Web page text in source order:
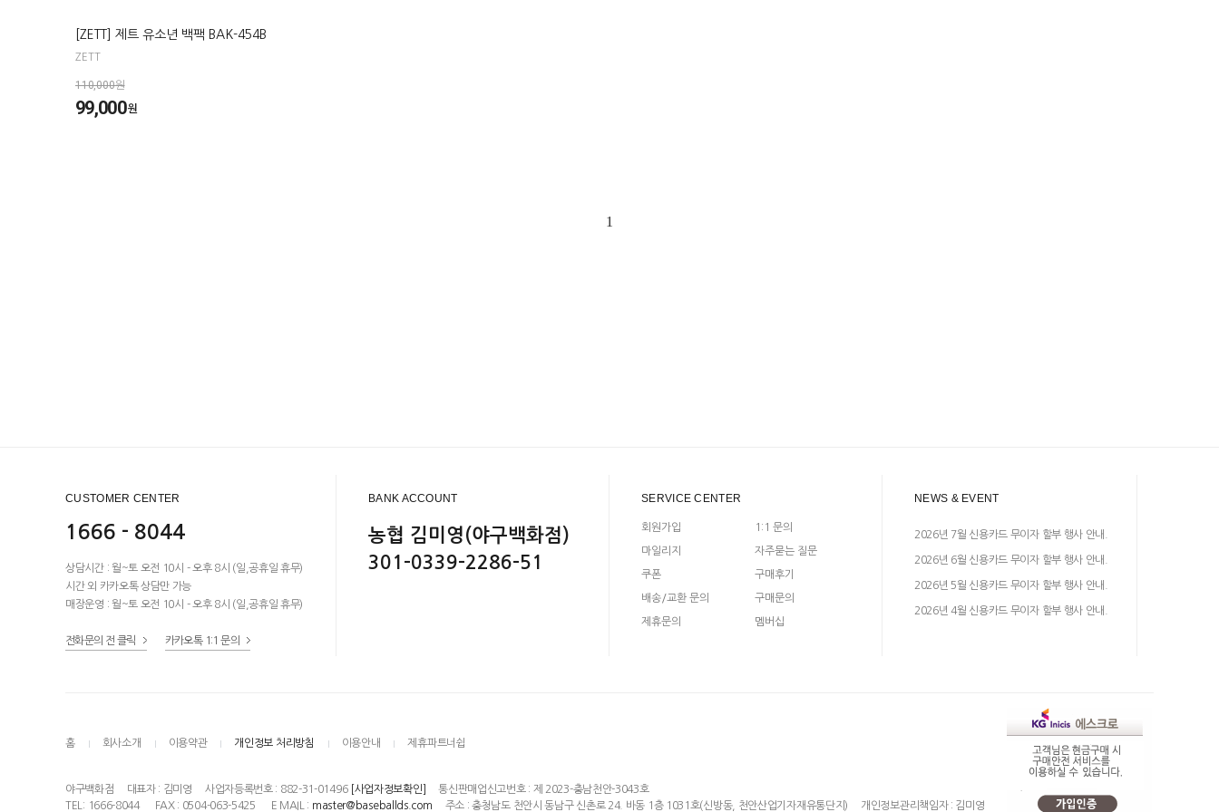
[ZETT] 제트 유소년 백팩 BAK-454B
ZETT
110,000원
99,000원
1
CUSTOMER CENTER
1666 - 8044
상담시간 : 월~토 오전 10시 - 오후 8시 (일,공휴일 휴무)
시간 외 카카오톡 상담만 가능
매장운영 : 월~토 오전 10시 - 오후 8시 (일,공휴일 휴무)
전화문의 전 클릭 카카오톡 1:1 문의
BANK ACCOUNT
농협 김미영(야구백화점)
301-0339-2286-51
SERVICE CENTER
회원가입
마일리지
쿠폰
배송/교환 문의
제휴문의
1:1 문의
자주묻는 질문
구매후기
구매문의
멤버십
NEWS & EVENT
2026년 7월 신용카드 무이자 할부 행사 안내.
2026년 6월 신용카드 무이자 할부 행사 안내.
2026년 5월 신용카드 무이자 할부 행사 안내.
2026년 4월 신용카드 무이자 할부 행사 안내.
홈 회사소개 이용약관 개인정보 처리방침 이용안내 제휴파트너쉽
야구백화점 대표자 : 김미영 사업자등록번호 : 882-31-01496 [사업자정보확인]
통신판매업신고번호 : 제 2023-충남천안-3043호
TEL: 1666-8044
FAX : 0504-063-5425 E MAIL : master@baseballds.com 주소 : 충청남도 천안시 동남구 신촌로 24. 바동 1층 1031호(신방동, 천안산업기자재유통단지) 개인정보관리책임자 : 김미영